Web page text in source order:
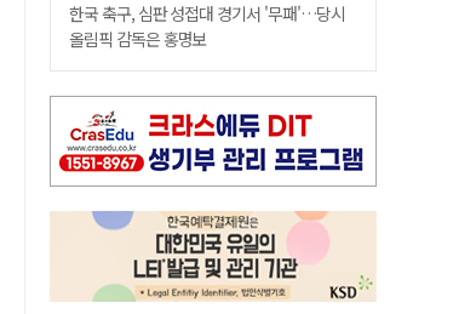
한국 축구, 심판 성접대 경기서 '무패'…당시
올림픽 감독은 홍명보